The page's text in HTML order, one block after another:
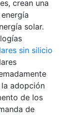
crean una
solar.
sin silicio
adopción
de los
de